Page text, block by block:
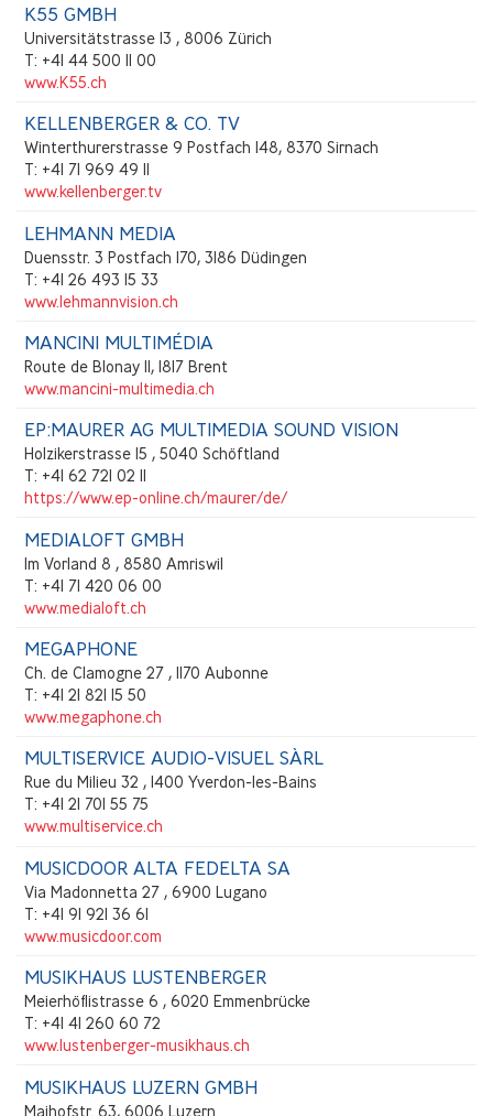
K55 GMBH
Universitätstrasse 13 , 8006 Zürich
T: +41 44 500 11 00
www.K55.ch
KELLENBERGER & CO. TV
Winterthurerstrasse 9 Postfach 148, 8370 Sirnach
T: +41 71 969 49 11
www.kellenberger.tv
LEHMANN MEDIA
Duensstr. 3 Postfach 170, 3186 Düdingen
T: +41 26 493 15 33
www.lehmannvision.ch
MANCINI MULTIMÉDIA
Route de Blonay 11, 1817 Brent
www.mancini-multimedia.ch
EP:MAURER AG MULTIMEDIA SOUND VISION
Holzikerstrasse 15 , 5040 Schöftland
T: +41 62 721 02 11
https://www.ep-online.ch/maurer/de/
MEDIALOFT GMBH
Im Vorland 8 , 8580 Amriswil
T: +41 71 420 06 00
www.medialoft.ch
MEGAPHONE
Ch. de Clamogne 27 , 1170 Aubonne
T: +41 21 821 15 50
www.megaphone.ch
MULTISERVICE AUDIO-VISUEL SÀRL
Rue du Milieu 32 , 1400 Yverdon-les-Bains
T: +41 21 701 55 75
www.multiservice.ch
MUSICDOOR ALTA FEDELTA SA
Via Madonnetta 27 , 6900 Lugano
T: +41 91 921 36 61
www.musicdoor.com
MUSIKHAUS LUSTENBERGER
Meierhöflistrasse 6 , 6020 Emmenbrücke
T: +41 41 260 60 72
www.lustenberger-musikhaus.ch
MUSIKHAUS LUZERN GMBH
Maihofstr. 63, 6006 Luzern